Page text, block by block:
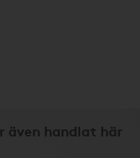
även handlat här